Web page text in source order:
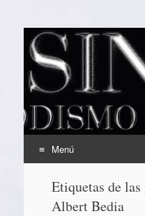
EL
Periodismo Inteligente
Menú
contenido
Etiquetas de
Albert Bedia